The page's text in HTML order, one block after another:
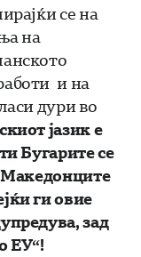
се на
на
и на
дури во
јазик е
Бугарите се
Македонците
ги овие
зад
ЕУ“!